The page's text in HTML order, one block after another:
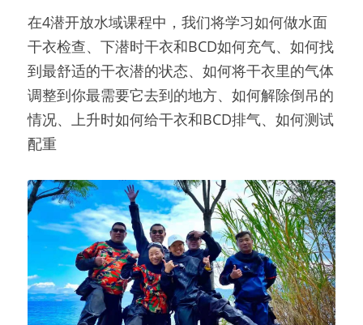
在4潜开放水域课程中，我们将学习如何做水面
干衣检查、下潜时干衣和BCD如何充气、如何找
到最舒适的干衣潜的状态、如何将干衣里的气体
调整到你最需要它去到的地方、如何解除倒吊的
情况、上升时如何给干衣和BCD排气、如何测试
配重